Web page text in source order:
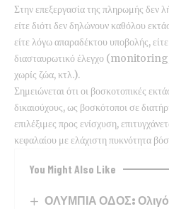
Στην επεξεργασία της πληρωμής δεν
είτε διότι δεν δηλώνουν καθόλου
είτε λόγω απαραδέκτου υποβολής,
διασταυρωτικό έλεγχο
χωρίς ζώα, κτλ.).
Σημειώνεται ότι οι βοσκοτοπικές
δικαιούχους, ως βοσκότοποι σε
επιλέξιμες προς ενίσχυση,
κεφαλαίου με ελάχιστη πυκνότητα
You Might Also Like
ΟΛΥΜΠΙΑ ΟΔΟΣ: